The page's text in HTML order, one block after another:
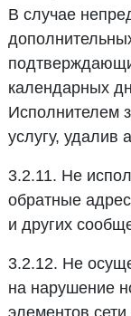
В случае
календарных
Исполнителем
услугу, удалив
3.2.11. Не
обратные
и других
3.2.12. Не
на нарушение
элементов